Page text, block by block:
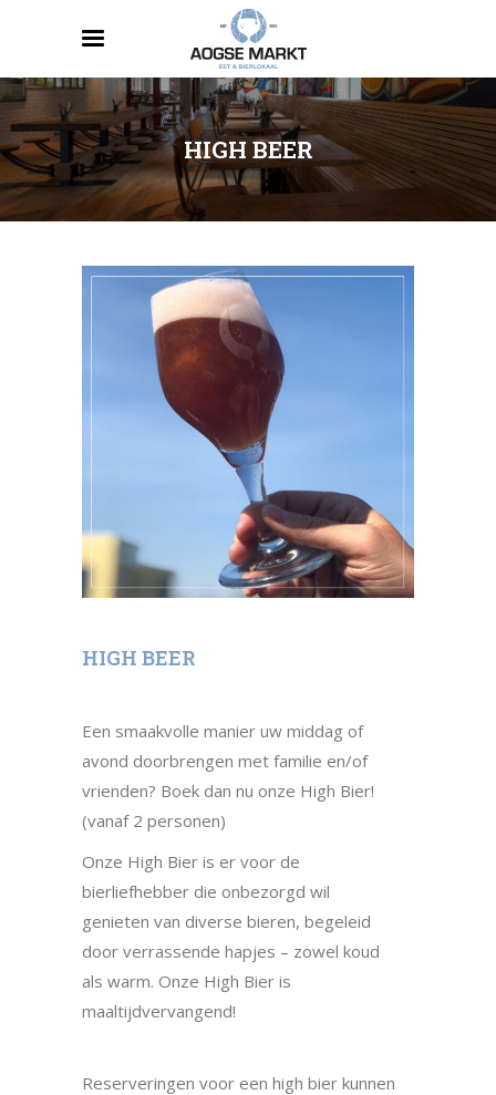
HIGH BEER
HIGH BEER
Een smaakvolle manier uw middag of
avond doorbrengen met familie en/of
vrienden? Boek dan nu onze High Bier!
(vanaf 2 personen)
Onze High Bier is er voor de
bierliefhebber die onbezorgd wil
genieten van diverse bieren, begeleid
door verrassende hapjes – zowel koud
als warm. Onze High Bier is
maaltijdvervangend!
Reserveringen voor een high bier kunnen